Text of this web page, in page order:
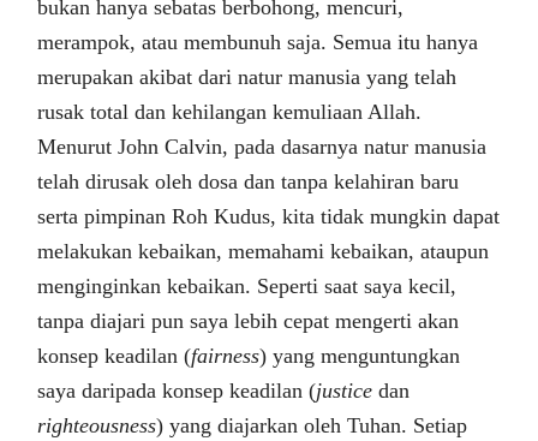
bukan hanya sebatas berbohong, mencuri,
merampok, atau membunuh saja. Semua itu hanya
merupakan akibat dari natur manusia yang telah
rusak total dan kehilangan kemuliaan Allah.
Menurut John Calvin, pada dasarnya natur manusia
telah dirusak oleh dosa dan tanpa kelahiran baru
serta pimpinan Roh Kudus, kita tidak mungkin dapat
melakukan kebaikan, memahami kebaikan, ataupun
menginginkan kebaikan. Seperti saat saya kecil,
tanpa diajari pun saya lebih cepat mengerti akan
konsep keadilan (fairness) yang menguntungkan
saya daripada konsep keadilan (justice dan
righteousness) yang diajarkan oleh Tuhan. Setiap